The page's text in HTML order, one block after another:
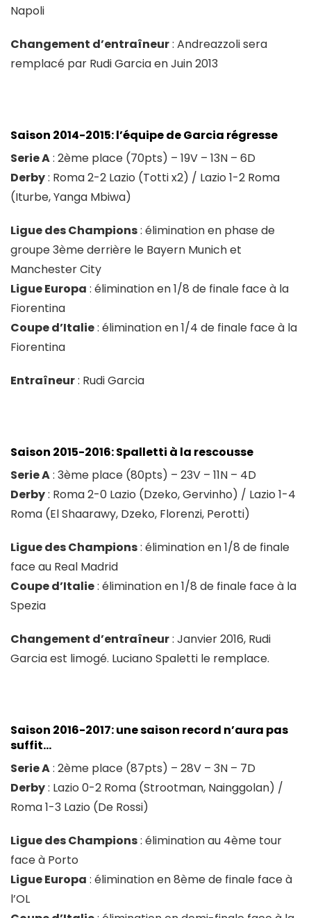
Napoli
Changement d’entraîneur: Andreazzoli sera
remplacé par Rudi Garcia en Juin 2013
Saison 2014-2015: l’équipe de Garcia régresse
Serie A: 2ème place (70pts) – 19V – 13N – 6D
Derby: Roma 2-2 Lazio (Totti x2) / Lazio 1-2 Roma
(Iturbe, Yanga Mbiwa)
Ligue des Champions: élimination en phase de
groupe 3ème derrière le Bayern Munich et
Manchester City
Ligue Europa : élimination en 1/8 de finale face à la
Fiorentina
Coupe d’Italie: élimination en 1/4 de finale face à la
Fiorentina
Entraîneur: Rudi Garcia
Saison 2015-2016: Spalletti à la rescousse
Serie A: 3ème place (80pts) – 23V – 11N – 4D
Derby: Roma 2-0 Lazio (Dzeko, Gervinho) / Lazio 1-4
Roma (El Shaarawy, Dzeko, Florenzi, Perotti)
Ligue des Champions: élimination en 1/8 de finale
face au Real Madrid
Coupe d’Italie: élimination en 1/8 de finale face à la
Spezia
Changement d’entraîneur: Janvier 2016, Rudi
Garcia est limogé. Luciano Spaletti le remplace.
Saison 2016-2017: une saison record n’aura pas
suffit…
Serie A: 2ème place (87pts) – 28V – 3N – 7D
Derby: Lazio 0-2 Roma (Strootman, Nainggolan) /
Roma 1-3 Lazio (De Rossi)
Ligue des Champions: élimination au 4ème tour
face à Porto
Ligue Europa : élimination en 8ème de finale face à
l’OL